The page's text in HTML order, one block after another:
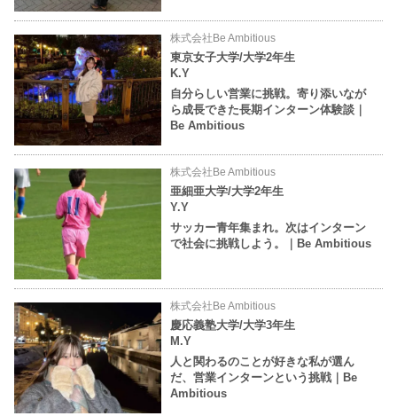
株式会社Be Ambitious
東京女子大学/大学2年生
K.Y
自分らしい営業に挑戦。寄り添いなが
ら成長できた長期インターン体験談｜
Be Ambitious
株式会社Be Ambitious
亜細亜大学/大学2年生
Y.Y
サッカー青年集まれ。次はインターン
で社会に挑戦しよう。｜Be Ambitious
株式会社Be Ambitious
慶応義塾大学/大学3年生
M.Y
人と関わるのことが好きな私が選ん
だ、営業インターンという挑戦｜Be
Ambitious